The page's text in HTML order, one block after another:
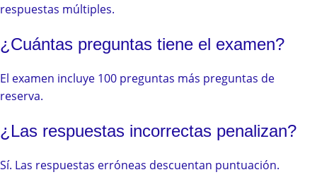
respuestas múltiples.
¿Cuántas preguntas tiene el examen?
El examen incluye 100 preguntas más preguntas de
reserva.
¿Las respuestas incorrectas penalizan?
Sí. Las respuestas erróneas descuentan puntuación.